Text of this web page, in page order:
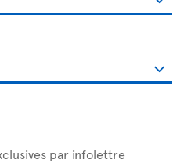
par infolettre